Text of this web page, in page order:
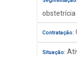
obstetrícia
Contratação:
Situação: